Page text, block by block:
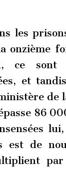
les
onzième
ce sont
et
de
86
est de